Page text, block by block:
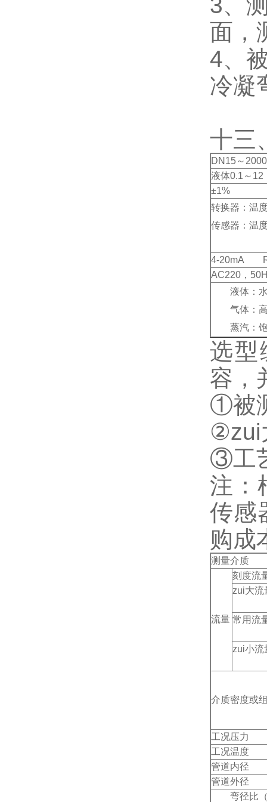
面，
4、
冷凝
十三
DN15～
液体0.1～
±1%
转换器：温
传感器：温
4-20mA
AC220，
液体：水
气体：高
蒸汽：饱
选型
容，
①被
②zui
③工
注：
传感
购成
测量介质
流量
刻度流
zui大流
常用流
zui小流
介质密度或
工况压力
工况温度
管道内径
管道外径
弯径比（